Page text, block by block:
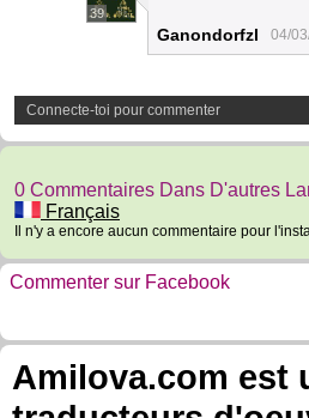
39
Ganondorfzl 04/
Connecte-toi pour commenter
0 Commentaires Dans D'autres
Français
Il n'y a encore aucun commentaire pour
Commenter sur Facebook
Amilova.com est